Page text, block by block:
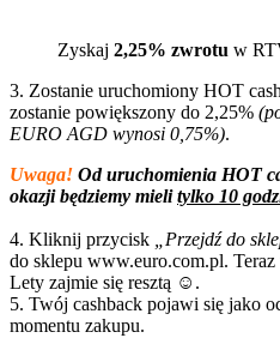
Zyskaj 2,25% zwrotu w
3. Zostanie uruchomiony HOT
zostanie powiększony do 2,25%
EURO AGD wynosi 0,75%).
Uwaga! Od uruchomienia HOT
okazji będziemy mielitylko 10
4. Kliknij przycisk „Przejdź do
do sklepu www.euro.com.pl.
Lety zajmie się resztą ☺️.
5. Twój cashback pojawi się jako
momentu zakupu.